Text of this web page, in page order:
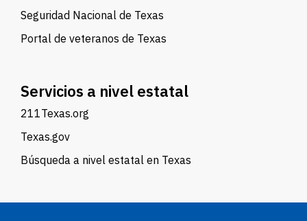
Seguridad Nacional de Texas
Portal de veteranos de Texas
Servicios a nivel estatal
211Texas.org
Texas.gov
Búsqueda a nivel estatal en Texas